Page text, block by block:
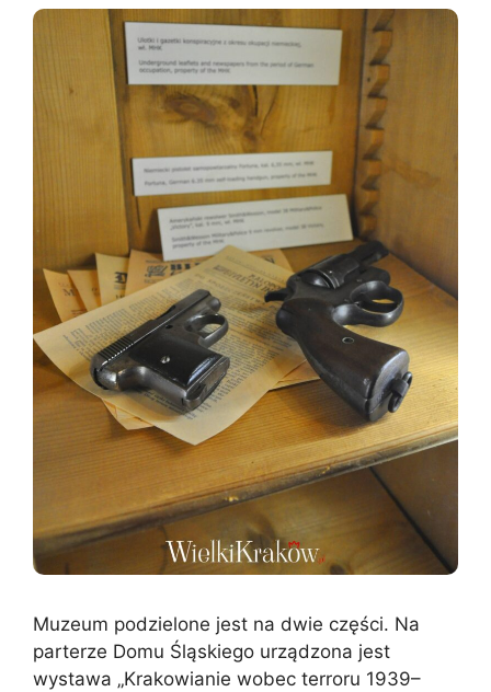
Muzeum podzielone jest na dwie części. Na
parterze Domu Śląskiego urządzona jest
wystawa „Krakowianie wobec terroru 1939–